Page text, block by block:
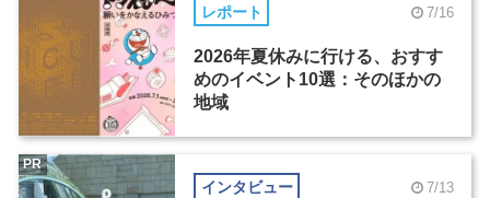
レポート 7/16
2026年夏休みに行ける、おすす
めのイベント10選：そのほかの
地域
インタビュー 7/13
PR